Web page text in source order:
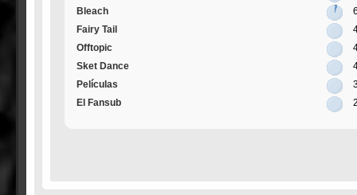
Bleach
Fairy Tail
Offtopic
Sket Dance
Películas
El Fansub